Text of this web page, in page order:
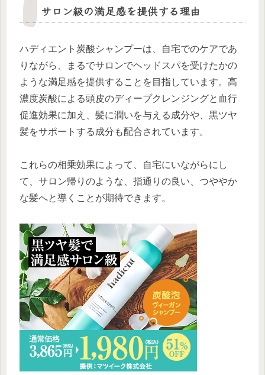
サロン級の満足感を提供する理由
ハディエント炭酸シャンプーは、自宅でのケアであ
りながら、まるでサロンでヘッドスパを受けたかの
ような満足感を提供することを目指しています。高
濃度炭酸による頭皮のディープクレンジングと血行
促進効果に加え、髪に潤いを与える成分や、黒ツヤ
髪をサポートする成分も配合されています。
これらの相乗効果によって、自宅にいながらにし
て、サロン帰りのような、指通りの良い、つややか
な髪へと導くことが期待できます。